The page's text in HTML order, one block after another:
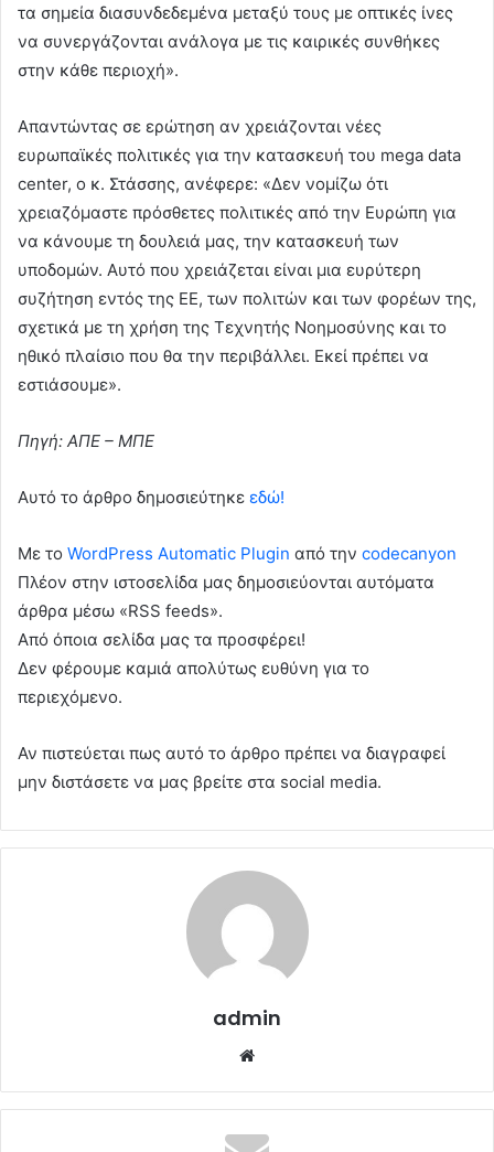
τα σημεία διασυνδεδεμένα μεταξύ τους με οπτικές ίνες
να συνεργάζονται ανάλογα με τις καιρικές συνθήκες
στην κάθε περιοχή».
Απαντώντας σε ερώτηση αν χρειάζονται νέες
ευρωπαϊκές πολιτικές για την κατασκευή του mega data
center, o κ. Στάσσης, ανέφερε: «Δεν νομίζω ότι
χρειαζόμαστε πρόσθετες πολιτικές από την Ευρώπη για
να κάνουμε τη δουλειά μας, την κατασκευή των
υποδομών. Αυτό που χρειάζεται είναι μια ευρύτερη
συζήτηση εντός της ΕΕ, των πολιτών και των φορέων της,
σχετικά με τη χρήση της Τεχνητής Νοημοσύνης και το
ηθικό πλαίσιο που θα την περιβάλλει. Εκεί πρέπει να
εστιάσουμε».
Πηγή: ΑΠΕ – ΜΠΕ
Αυτό το άρθρο δημοσιεύτηκε εδώ!
Με το WordPress Automatic Plugin από την codecanyon
Πλέον στην ιστοσελίδα μας δημοσιεύονται αυτόματα
άρθρα μέσω «RSS feeds».
Από όποια σελίδα μας τα προσφέρει!
Δεν φέρουμε καμιά απολύτως ευθύνη για το
περιεχόμενο.
Αν πιστεύεται πως αυτό το άρθρο πρέπει να διαγραφεί
μην διστάσετε να μας βρείτε στα social media.
admin